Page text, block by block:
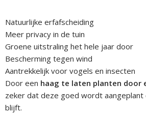
Natuurlijke erfafscheiding
Meer privacy in de tuin
Groene uitstraling het hele jaar door
Bescherming tegen wind
Aantrekkelijk voor vogels en insecten
Door een haag te laten planten door
zeker dat deze goed wordt aangeplant
blijft.